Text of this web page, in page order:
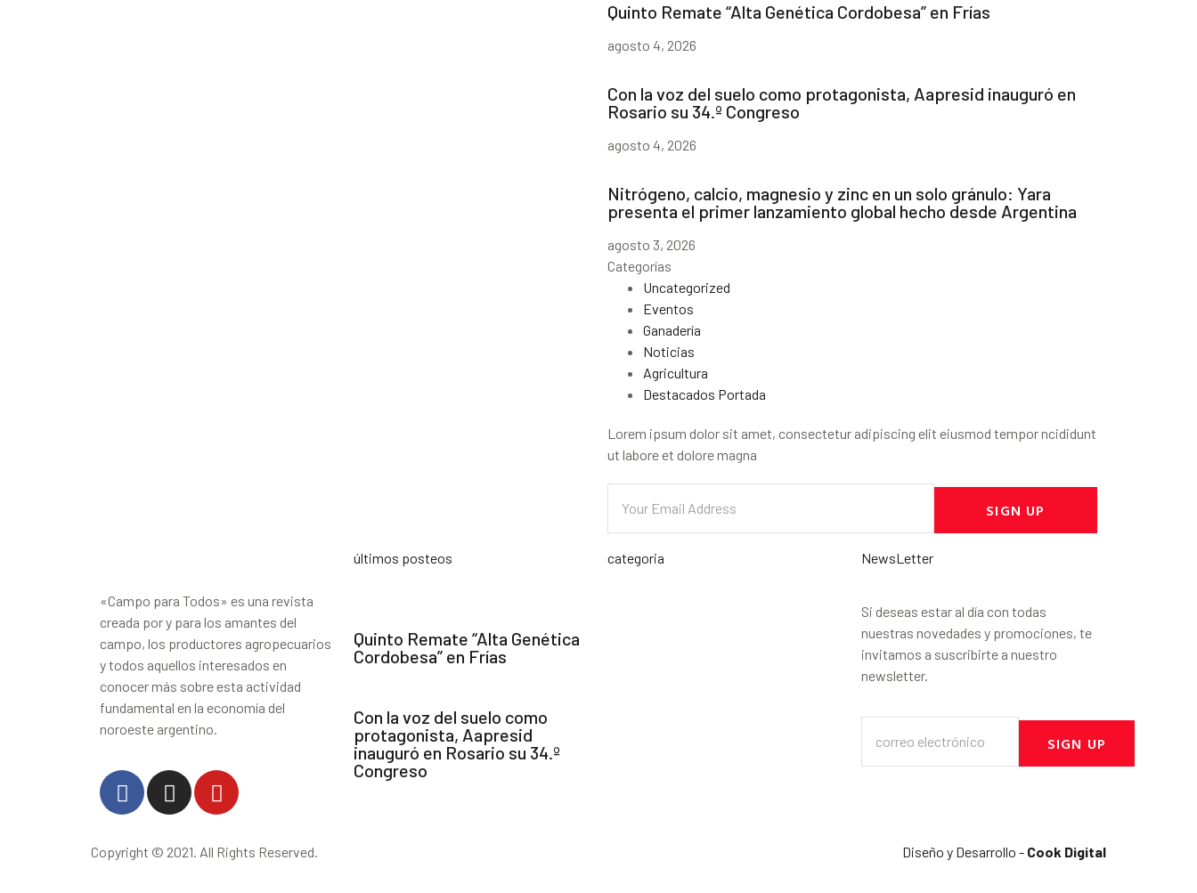
Quinto Remate “Alta Genética Cordobesa” en Frías
agosto 4, 2026
Con la voz del suelo como protagonista, Aapresid inauguró en
Rosario su 34.º Congreso
agosto 4, 2026
Nitrógeno, calcio, magnesio y zinc en un solo gránulo: Yara
presenta el primer lanzamiento global hecho desde Argentina
agosto 3, 2026
Categorías
Uncategorized
Eventos
Ganadería
Noticias
Agricultura
Destacados Portada
Lorem ipsum dolor sit amet, consectetur adipiscing elit eiusmod tempor ncididunt
ut labore et dolore magna
SIGN UP
«Campo para Todos» es una revista
creada por y para los amantes del
campo, los productores agropecuarios
y todos aquellos interesados en
conocer más sobre esta actividad
fundamental en la economía del
noroeste argentino.
últimos posteos
Quinto Remate “Alta Genética
Cordobesa” en Frías
Con la voz del suelo como
protagonista, Aapresid
inauguró en Rosario su 34.º
Congreso
categoria NewsLetter
Si deseas estar al día con todas
nuestras novedades y promociones, te
invitamos a suscribirte a nuestro
newsletter.
SIGN UP
Copyright © 2021. All Rights Reserved. Diseño y Desarrollo - Cook Digital